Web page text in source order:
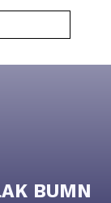
BUMN